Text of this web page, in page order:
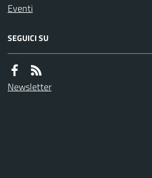
Eventi
SEGUICI SU
Newsletter